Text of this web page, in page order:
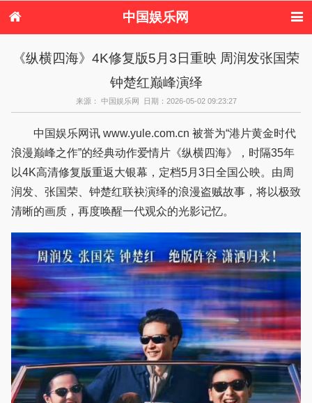
中国娱乐网
电视剧
演唱会 综艺节目
偶像活动
《纵横四海》4K修复版5月3日重映 周润发张国荣
钟楚红巅峰演绎
来源： 中国娱乐网 日期：2026-05-02 09:23:27
中国娱乐网讯 www.yule.com.cn 被誉为“港片黄金时代
浪漫巅峰之作”的经典动作爱情片《纵横四海》，时隔35年
以4K高清修复版重返大银幕，定档5月3日全国公映。由周
润发、张国荣、钟楚红联袂演绎的浪漫盗贼故事，将以极致
清晰的画质，再度唤醒一代观众的光影记忆。